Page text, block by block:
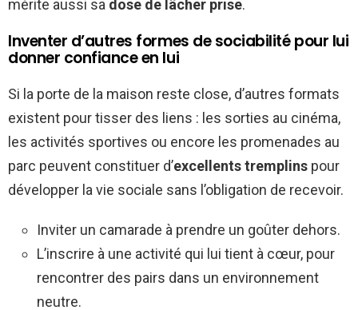
mérite aussi sa dose de lâcher prise.
Inventer d’autres formes de sociabilité pour lui
donner confiance en lui
Si la porte de la maison reste close, d’autres formats
existent pour tisser des liens : les sorties au cinéma,
les activités sportives ou encore les promenades au
parc peuvent constituer d’excellents tremplins pour
développer la vie sociale sans l’obligation de recevoir.
Inviter un camarade à prendre un goûter dehors.
L’inscrire à une activité qui lui tient à cœur, pour
rencontrer des pairs dans un environnement
neutre.